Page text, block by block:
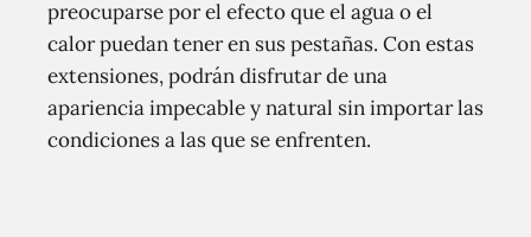
preocuparse por el efecto que el agua o el
calor puedan tener en sus pestañas. Con estas
extensiones, podrán disfrutar de una
apariencia impecable y natural sin importar las
condiciones a las que se enfrenten.